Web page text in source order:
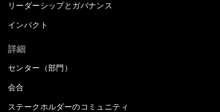
リーダーシップとガバナンス
インパクト
詳細
センター（部門）
会合
ステークホルダーのコミュニティ